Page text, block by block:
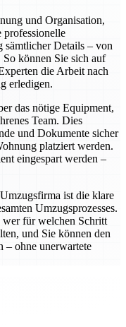
und Organisation,
professionelle
sämtlicher Details – von
können Sie sich auf
die Arbeit nach
erledigen.
das nötige Equipment,
Team. Dies
und Dokumente sicher
platziert werden.
eingespart werden –
ist die klare
Umzugsprozesses.
wer für welchen Schritt
und Sie können den
– ohne unerwartete